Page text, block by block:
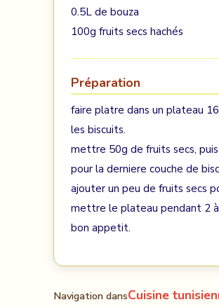
0.5L de bouza
100g fruits secs hachés
Préparation
faire platre dans un plateau
les biscuits.
mettre 50g de fruits secs,
pour la derniere couche de
ajouter un peu de fruits secs
mettre le plateau pendant 2
bon appetit.
Navigation dansCuisine